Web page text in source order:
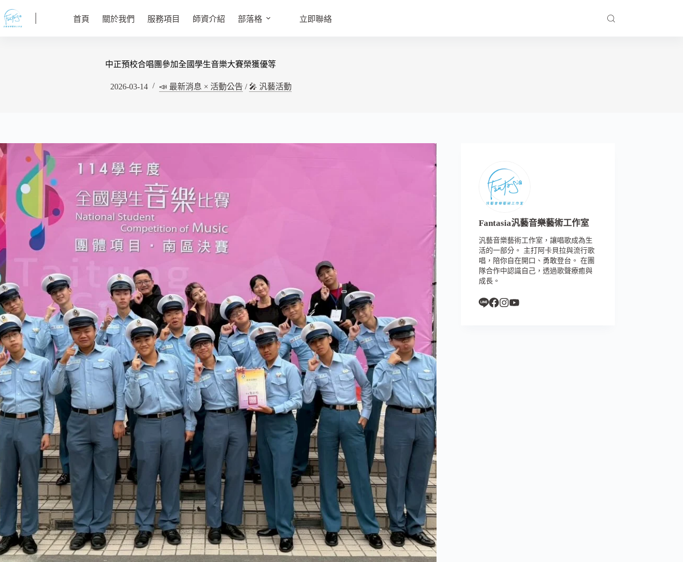
至
首頁 關於我們 服務項目 師資介紹 部落格 立即聯絡
中正預校合唱團參加全國學生音樂大賽榮獲優等
2026-03-14 📣 最新消息 × 活動公告 / 🎤 汎藝活動
Fantasia汎藝音樂藝術工作室
汎藝音樂藝術工作室，讓唱歌成為生
活的一部分。 主打阿卡貝拉與流行歌
唱，陪你自在開口、勇敢登台。 在團
隊合作中認識自己，透過歌聲療癒與
成長。